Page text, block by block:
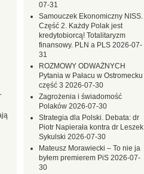
07-31
Samouczek Ekonomiczny NISS.
Część 2. Każdy Polak jest
kredytobiorcą! Totalitaryzm
finansowy. PLN a PLS 2026-07-
31
ROZMOWY ODWAŻNYCH
Pytania w Pałacu w Ostromecku
część 3 2026-07-30
Zagrożenia i świadomość
Polaków 2026-07-30
Strategia dla Polski. Debata: dr
Piotr Napierała kontra dr Leszek
Sykulski 2026-07-30
Mateusz Morawiecki – To nie ja
byłem premierem PiS 2026-07-
30